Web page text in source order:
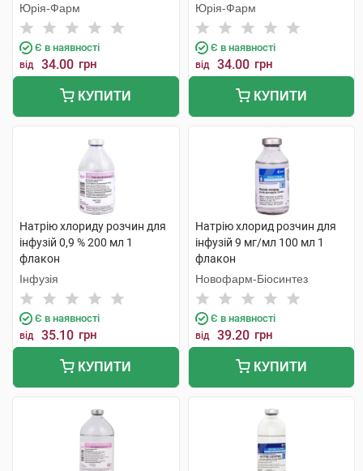
Юрія-Фарм
Є в наявності
від 34.00 грн
КУПИТИ
Юрія-Фарм
Є в наявності
від 34.00 грн
КУПИТИ
Натрію хлориду розчин для
інфузій 0,9 % 200 мл 1
флакон
Інфузія
Є в наявності
від 35.10 грн
КУПИТИ
Натрію хлорид розчин для
інфузій 9 мг/мл 100 мл 1
флакон
Новофарм-Біосинтез
Є в наявності
від 39.20 грн
КУПИТИ